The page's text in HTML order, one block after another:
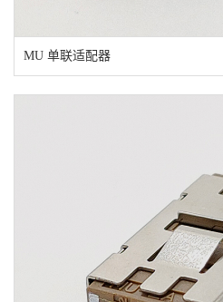
MU 单联适配器